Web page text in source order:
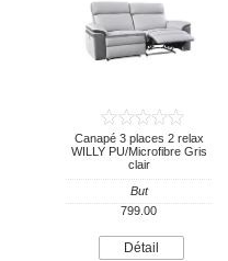
Canapé 3 places 2 relax
WILLY PU/Microfibre Gris
clair
But
799.00
Détail